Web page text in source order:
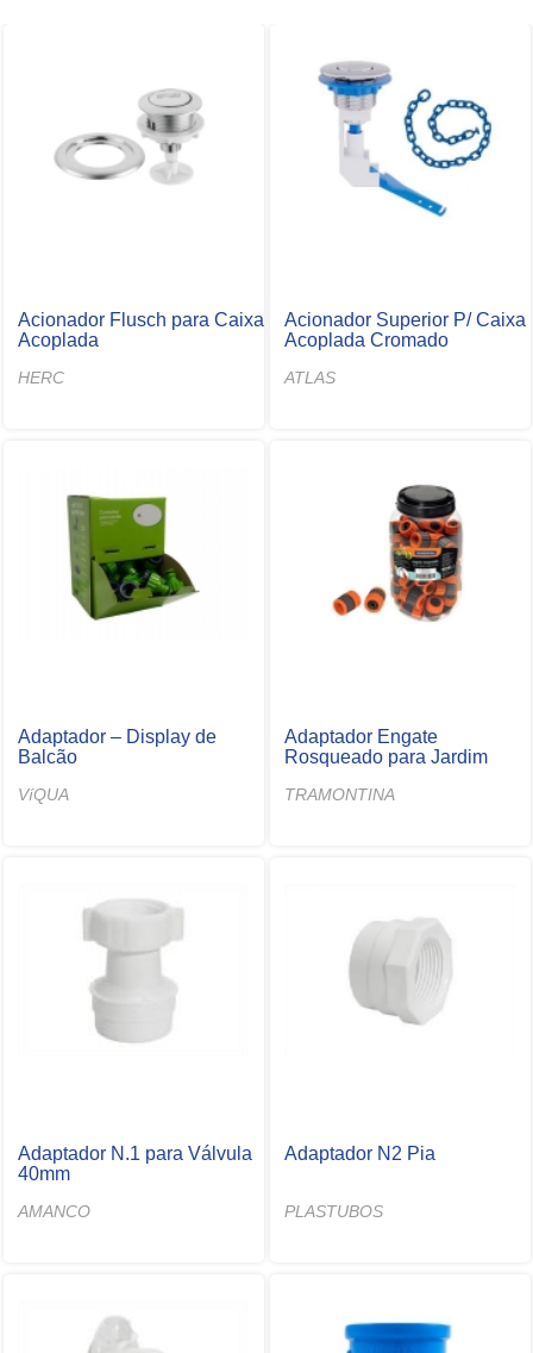
Acionador Flusch para Caixa
Acoplada
HERC
Acionador Superior P/ Caixa
Acoplada Cromado
ATLAS
Adaptador – Display de
Balcão
VíQUA
Adaptador Engate
Rosqueado para Jardim
TRAMONTINA
Adaptador N.1 para Válvula
40mm
AMANCO
Adaptador N2 Pia
PLASTUBOS